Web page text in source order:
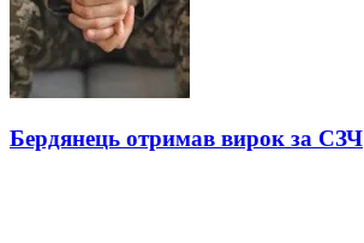
Бердянець отримав вирок за СЗЧ